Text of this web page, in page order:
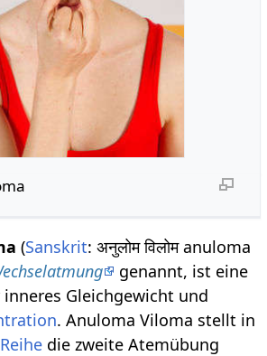
(Sanskrit: अनुलोम विलोम anuloma
genannt, ist eine
Gleichgewicht und
. Anuloma Viloma stellt in
die zweite Atemübung